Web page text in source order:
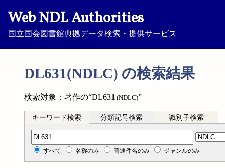
Web NDL Authorities
国立国会図書館典拠データ検索・提供サービス
DL631(NDLC) の検索結果
検索対象：著作の“DL631 (NDLC)”
キーワード検索 分類記号検索 識別子検索
分類記号検索
すべて 名称のみ 普通件名のみ ジャンルのみ